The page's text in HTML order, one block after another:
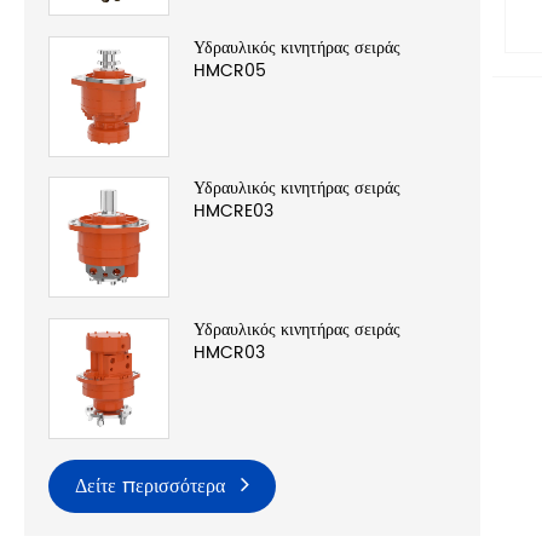
Υδραυλικός κινητήρας σειράς
HMCR05
Υδραυλικός κινητήρας σειράς
HMCRE03
Υδραυλικός κινητήρας σειράς
HMCR03
Δείτε περισσότερα